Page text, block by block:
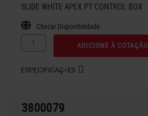
SLIDE WHITE APEX PT CONTROL BOX
Checar Disponibilidade
ADICIONE À COTAÇÃO
ESPECIFICAÇ÷ES
3800079